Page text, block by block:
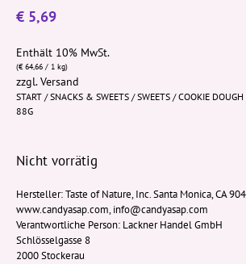
€ 5,69
Enthält 10% MwSt.
(€64,66 / 1 kg)
zzgl.Versand
START /SNACKS & SWEETS /SWEETS / COOKIE
88G
Nicht vorrätig
Hersteller:Taste of Nature, Inc. Santa Monica, CA
www.candyasap.com, info@candyasap.com
Verantwortliche Person: Lackner Handel GmbH
Schlösselgasse 8
2000 Stockerau